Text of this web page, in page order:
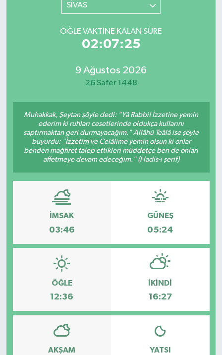
SİVAS
ÖĞLE VAKTINE KALAN SÜRE
02:07:25
9 Ağustos 2026
26 Safer 1448
Muhakkak, Şeytan şöyle dedi: "Yâ Rabbi! İzzetine yemin
ederim ki ruhları cesetlerinde oldukça kullarını
saptırmaktan geri durmayacağım." Allâhü Teâlâ ise şöyle
buyurdu: "İzzetim ve Celâlime yemin olsun ki onlar
benden mağfiret talep ettikleri müddetçe ben de onları
affetmeye devam edeceğim." (Hadis-i şerif)
İMSAK
03:46
GÜNEŞ
05:24
ÖĞLE
12:36
İKINDI
16:27
AKŞAM YATSI
Gündem
Siyaset
Spor
Yaşam
Haber Arşivi